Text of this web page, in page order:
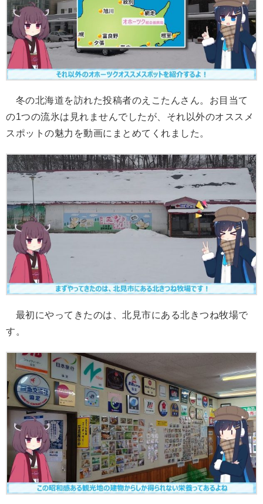
冬の北海道を訪れた投稿者のえこたんさん。お目当て
の1つの流氷は見れませんでしたが、それ以外のオススメ
スポットの魅力を動画にまとめてくれました。
最初にやってきたのは、北見市にある北きつね牧場で
す。